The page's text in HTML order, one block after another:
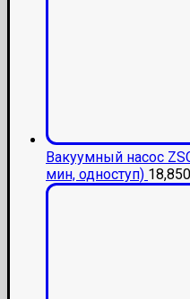
Вакуумный насос
мин, одноступ)